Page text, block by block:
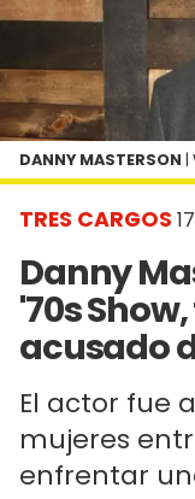
TRES CARGOS
Danny
'70s
acusado
El actor fue
mujeres
enfrentar
DANNY MASTERSON |